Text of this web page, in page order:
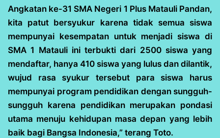
Angkatan ke-31 SMA Negeri 1 Plus Matauli Pandan,
kita patut bersyukur karena tidak semua siswa
mempunyai kesempatan untuk menjadi siswa di
SMA 1 Matauli ini terbukti dari 2500 siswa yang
mendaftar, hanya 410 siswa yang lulus dan dilantik,
wujud rasa syukur tersebut para siswa harus
mempunyai program pendidikan dengan sungguh-
sungguh karena pendidikan merupakan pondasi
utama menuju kehidupan masa depan yang lebih
baik bagi Bangsa Indonesia,” terang Toto.